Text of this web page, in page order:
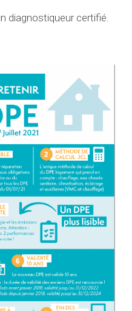
diagnostiqueur certifié.